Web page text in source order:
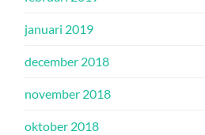
januari 2019
december 2018
november 2018
oktober 2018